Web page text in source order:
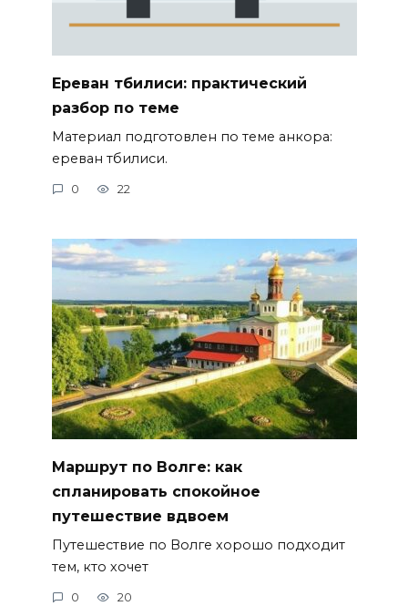
Ереван тбилиси: практический
разбор по теме
Материал подготовлен по теме анкора:
ереван тбилиси.
0 22
Маршрут по Волге: как
спланировать спокойное
путешествие вдвоем
Путешествие по Волге хорошо подходит
тем, кто хочет
0 20